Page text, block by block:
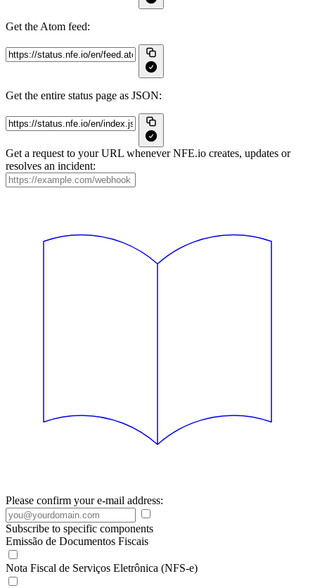
Get the Atom feed:
Get the entire status page as JSON:
Get a request to your URL whenever NFE.io creates, updates or
resolves an incident:
Please confirm your e-mail address:
Subscribe to specific components
Emissão de Documentos Fiscais
Nota Fiscal de Serviços Eletrônica (NFS-e)